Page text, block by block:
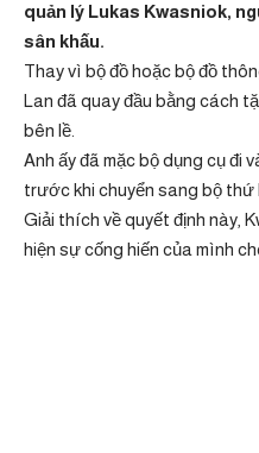
quản lý Lukas Kwasniok,
sân khấu.
Thay vì bộ đồ hoặc bộ đồ
Lan đã quay đầu bằng cách
bên lề.
Anh ấy đã mặc bộ dụng cụ đi
trước khi chuyển sang bộ thứ
Giải thích về quyết định này,
hiện sự cống hiến của mình